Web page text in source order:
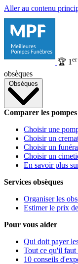
Aller au contenu
🏆 1 er
obsèques
Obsèques
Comparer les
Choisir une
Choisir un
Choisir un
Choisir un
En savoir plus
Services obsèques
Organiser les
Estimer le prix
Pour vous aider
Qui doit payer
Tout ce qu'il faut
10 conseils